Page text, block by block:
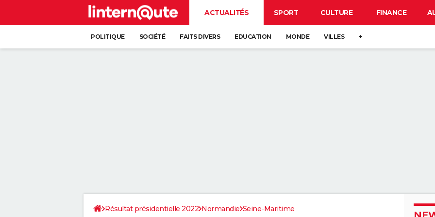
ACTUALITÉS SPORT CULTURE FINANCE
POLITIQUE SOCIÉTÉ FAITS DIVERS EDUCATION MONDE VILLES +
Résultat présidentielle 2022 Normandie Seine-Maritime